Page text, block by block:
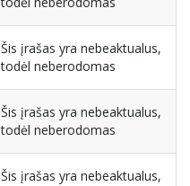
Šis įrašas yra nebeaktualus,
todėl neberodomas
Šis įrašas yra nebeaktualus,
todėl neberodomas
Šis įrašas yra nebeaktualus,